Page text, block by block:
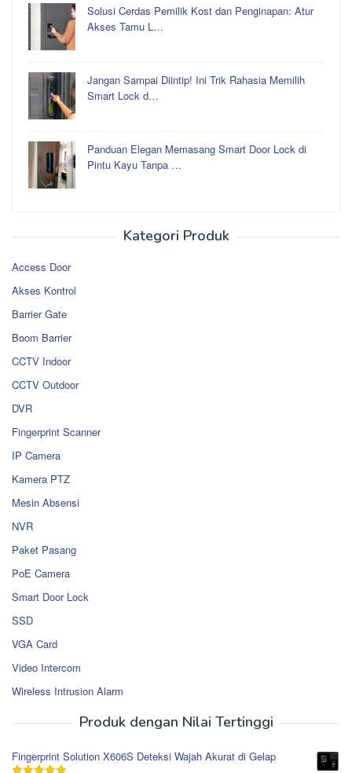
Solusi Cerdas Pemilik Kost dan Penginapan: Atur
Akses Tamu L…
Jangan Sampai Diintip! Ini Trik Rahasia Memilih
Smart Lock d…
Panduan Elegan Memasang Smart Door Lock di
Pintu Kayu Tanpa …
Kategori Produk
Access Door
Akses Kontrol
Barrier Gate
Boom Barrier
CCTV Indoor
CCTV Outdoor
DVR
Fingerprint Scanner
IP Camera
Kamera PTZ
Mesin Absensi
NVR
Paket Pasang
PoE Camera
Smart Door Lock
SSD
VGA Card
Video Intercom
Wireless Intrusion Alarm
Produk dengan Nilai Tertinggi
Fingerprint Solution X606S Deteksi Wajah Akurat di Gelap